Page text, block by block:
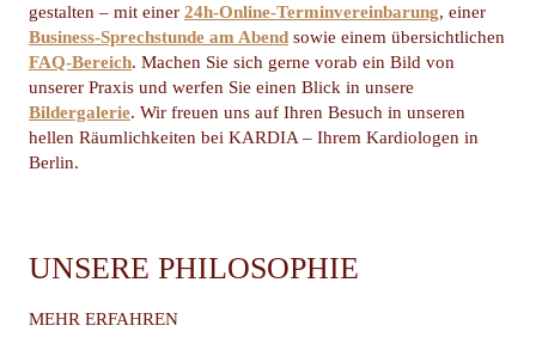
gestalten – mit einer 24h-Online-Terminvereinbarung, einer
Business-Sprechstunde am Abend sowie einem übersichtlichen
FAQ-Bereich. Machen Sie sich gerne vorab ein Bild von
unserer Praxis und werfen Sie einen Blick in unsere
Bildergalerie. Wir freuen uns auf Ihren Besuch in unseren
hellen Räumlichkeiten bei KARDIA – Ihrem Kardiologen in
Berlin.
UNSERE PHILOSOPHIE
MEHR ERFAHREN